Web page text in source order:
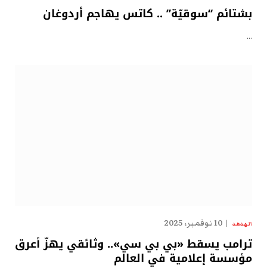
بشتائم “سوقيّة” .. كاتس يهاجم أردوغان
…
الهدهد 10 نوفمبر، 2025
ترامب يسقط «بي بي سي».. وثائقي يهزّ أعرق
مؤسسة إعلامية في العالم